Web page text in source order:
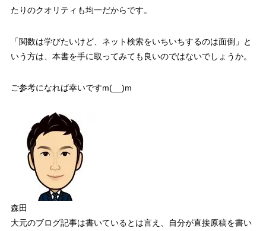
たりのクオリティも均一だからです。
「関数は学びたいけど、ネット検索をいちいちするのは面倒」
と
いう方は、本書を手に取ってみても良いのではないでしょうか。
ご参考になれば幸いですm(__)m
森田
大元のブログ記事は書いているとは言え、自分が直接原稿を書い